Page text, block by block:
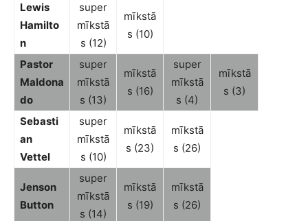
Lewis
Hamilto
n
super
mīkstā
s (12)
mīkstā
s (10)
Pastor
Maldona
do
super
mīkstā
s (13)
mīkstā
s (16)
super
mīkstā
s (4)
mīkstā
s (3)
Sebasti
an
Vettel
super
mīkstā
s (10)
mīkstā
s (23)
mīkstā
s (26)
Jenson
Button
super
mīkstā
s (14)
mīkstā
s (19)
mīkstā
s (26)